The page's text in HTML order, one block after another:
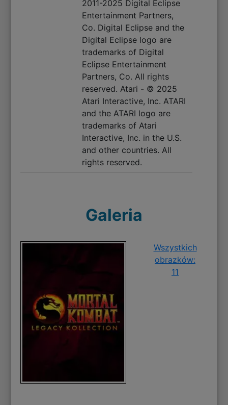
2011-2025 Digital Eclipse
Entertainment Partners,
Co. Digital Eclipse and the
Digital Eclipse logo are
trademarks of Digital
Eclipse Entertainment
Partners, Co. All rights
reserved. Atari - © 2025
Atari Interactive, Inc. ATARI
and the ATARI logo are
trademarks of Atari
Interactive, Inc. in the U.S.
and other countries. All
rights reserved.
Galeria
Wszystkich
obrazków:
11